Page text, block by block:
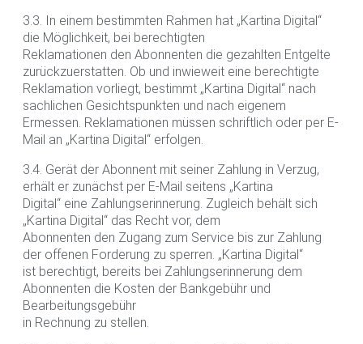
3.3. In einem bestimmten Rahmen hat „Kartina Digital“
die Möglichkeit, bei berechtigten
Reklamationen den Abonnenten die gezahlten Entgelte
zurückzuerstatten. Ob und inwieweit eine berechtigte
Reklamation vorliegt, bestimmt „Kartina Digital“ nach
sachlichen Gesichtspunkten und nach eigenem
Ermessen. Reklamationen müssen schriftlich oder per E-
Mail an „Kartina Digital“ erfolgen.
3.4. Gerät der Abonnent mit seiner Zahlung in Verzug,
erhält er zunächst per E-Mail seitens „Kartina
Digital“ eine Zahlungserinnerung. Zugleich behält sich
„Kartina Digital“ das Recht vor, dem
Abonnenten den Zugang zum Service bis zur Zahlung
der offenen Forderung zu sperren. „Kartina Digital“
ist berechtigt, bereits bei Zahlungserinnerung dem
Abonnenten die Kosten der Bankgebühr und
Bearbeitungsgebühr
in Rechnung zu stellen.